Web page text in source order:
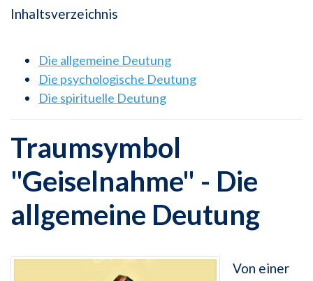
Inhaltsverzeichnis
Die allgemeine Deutung
Die psychologische Deutung
Die spirituelle Deutung
Traumsymbol
"Geiselnahme" - Die
allgemeine Deutung
Von einer